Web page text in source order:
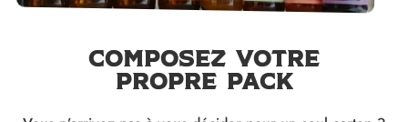
Composez votre
propre pack